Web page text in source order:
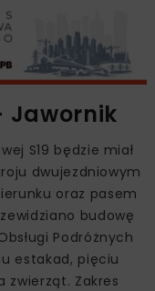
Jawornik
S19 będzie miał
dwujezdniowym
oraz pasem
budowę
Podróżnych
estakad, pięciu
Zakres